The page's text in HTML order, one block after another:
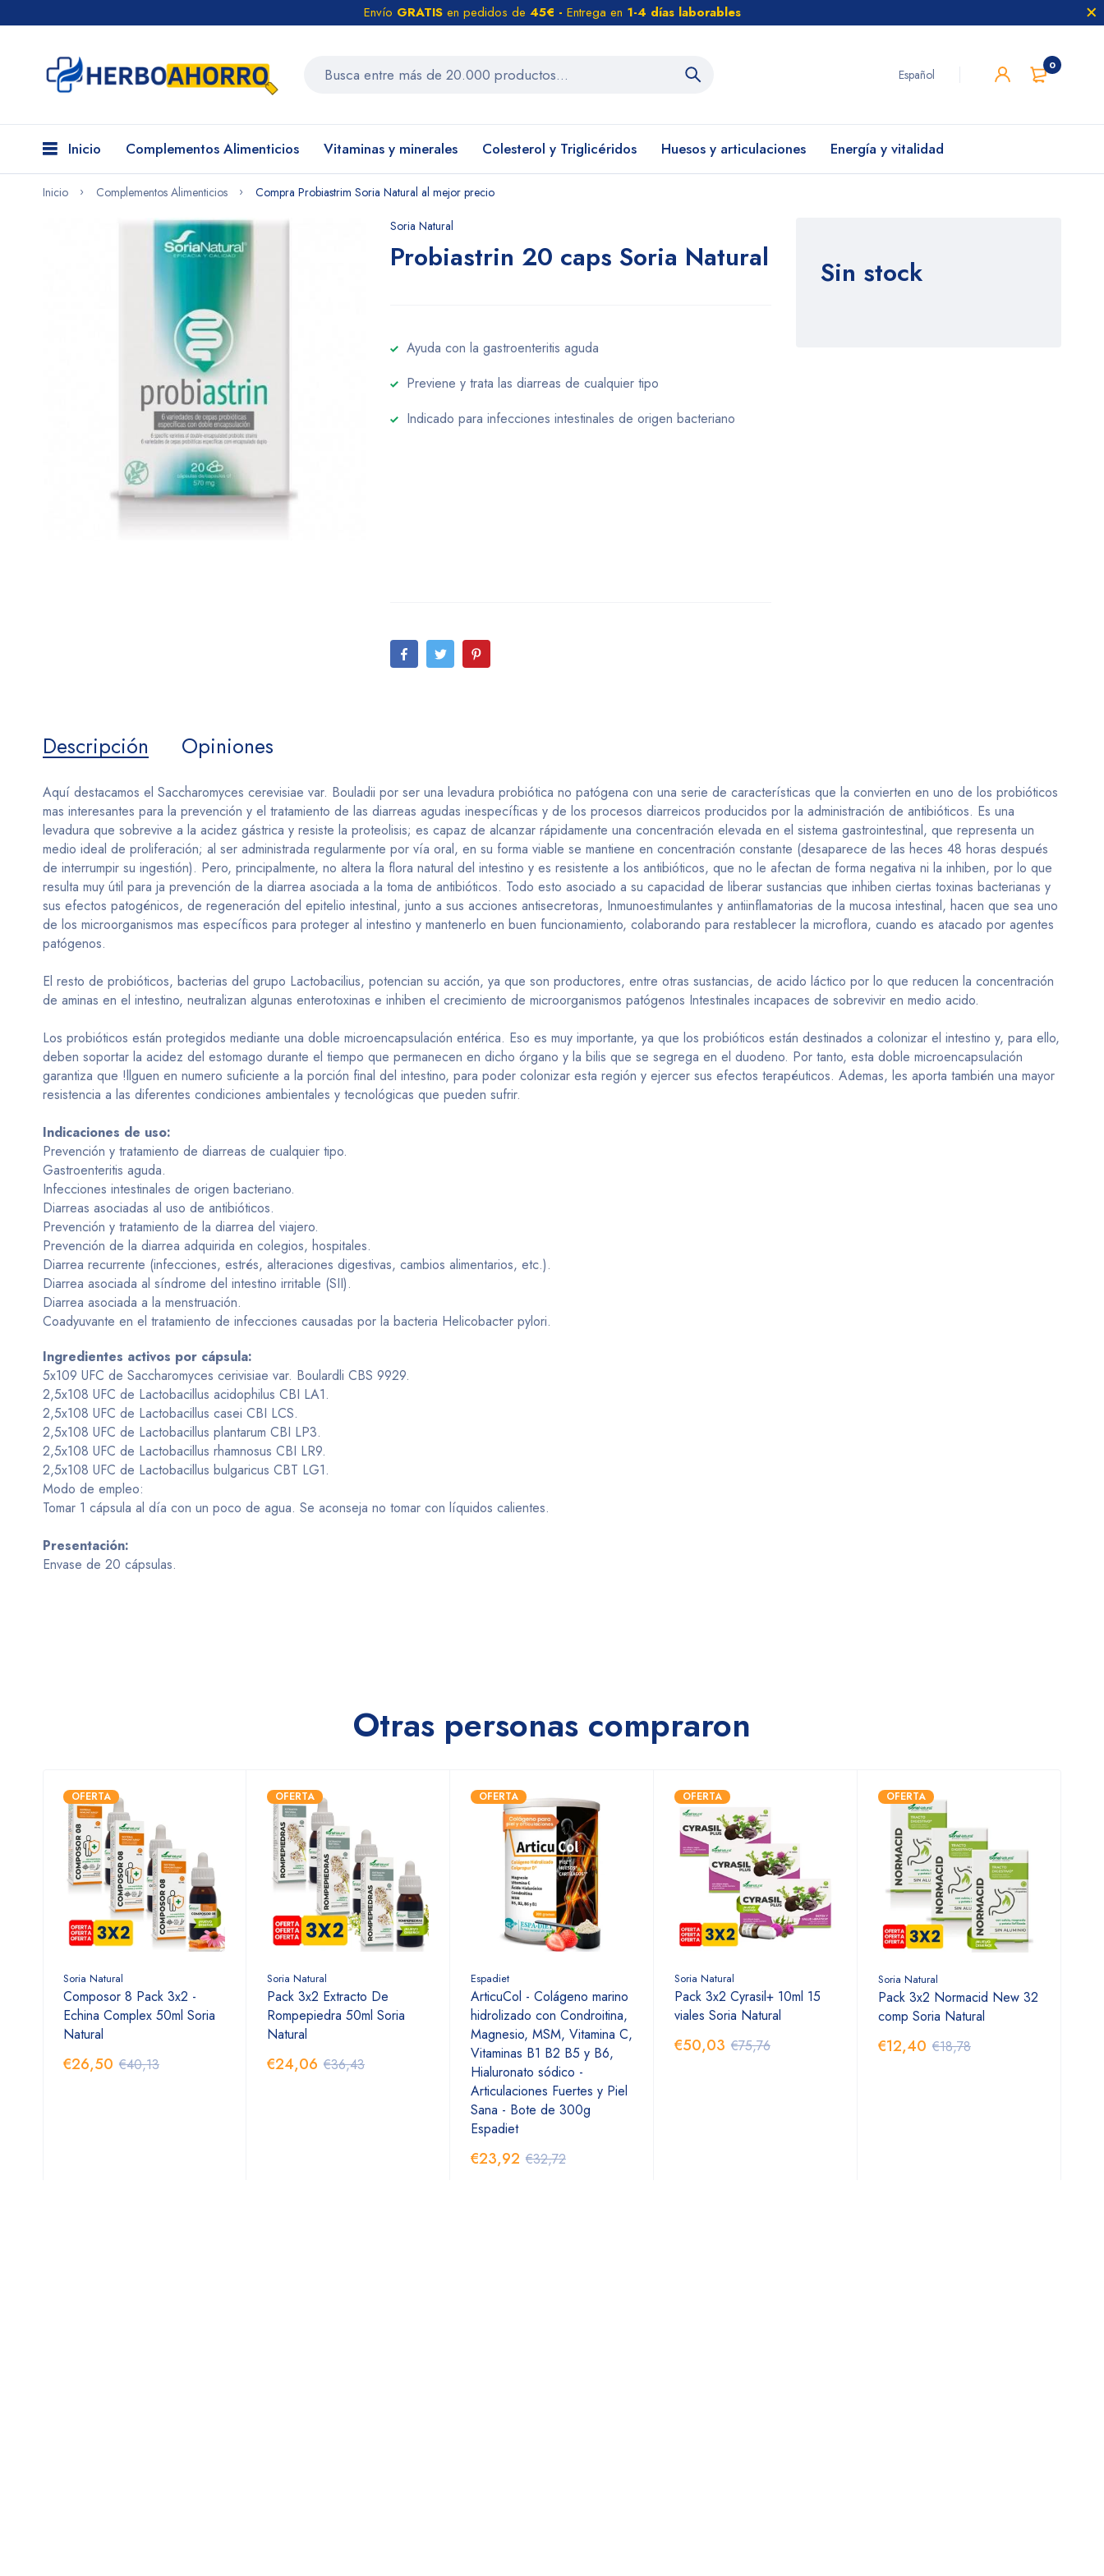
Envío GRATIS en pedidos de 45€ - Entrega en 1-4 días laborables
Español
0
Inicio Complementos Alimenticios Vitaminas y minerales Colesterol y Triglicéridos Huesos y articulaciones Energía y vitalidad
Inicio Complementos Alimenticios Compra Probiastrim Soria Natural al mejor precio
Soria Natural
Probiastrin 20 caps Soria Natural
Ayuda con la gastroenteritis aguda
Previene y trata las diarreas de cualquier tipo
Indicado para infecciones intestinales de origen bacteriano
Sin stock
Descripción Opiniones
Aquí destacamos el Saccharomyces cerevisiae var. Bouladii por ser una levadura probiótica no patógena con una serie de características que la convierten en uno de los probióticos
mas interesantes para la prevención y el tratamiento de las diarreas agudas inespecíficas y de los procesos diarreicos producidos por la administración de antibióticos. Es una
levadura que sobrevive a la acidez gástrica y resiste la proteolisis; es capaz de alcanzar rápidamente una concentración elevada en el sistema gastrointestinal, que representa un
medio ideal de proliferación; al ser administrada regularmente por vía oral, en su forma viable se mantiene en concentración constante (desaparece de las heces 48 horas después
de interrumpir su ingestión). Pero, principalmente, no altera la flora natural del intestino y es resistente a los antibióticos, que no le afectan de forma negativa ni la inhiben, por lo que
resulta muy útil para ja prevención de la diarrea asociada a la toma de antibióticos. Todo esto asociado a su capacidad de liberar sustancias que inhiben ciertas toxinas bacterianas y
sus efectos patogénicos, de regeneración del epitelio intestinal, junto a sus acciones antisecretoras, Inmunoestimulantes y antiinflamatorias de la mucosa intestinal, hacen que sea uno
de los microorganismos mas específicos para proteger al intestino y mantenerlo en buen funcionamiento, colaborando para restablecer la microflora, cuando es atacado por agentes
patógenos.
El resto de probióticos, bacterias del grupo Lactobacilius, potencian su acción, ya que son productores, entre otras sustancias, de acido láctico por lo que reducen la concentración
de aminas en el intestino, neutralizan algunas enterotoxinas e inhiben el crecimiento de microorganismos patógenos Intestinales incapaces de sobrevivir en medio acido.
Los probióticos están protegidos mediante una doble microencapsulación entérica. Eso es muy importante, ya que los probióticos están destinados a colonizar el intestino y, para ello,
deben soportar la acidez del estomago durante el tiempo que permanecen en dicho órgano y la bilis que se segrega en el duodeno. Por tanto, esta doble microencapsulación
garantiza que !llguen en numero suficiente a la porción final del intestino, para poder colonizar esta región y ejercer sus efectos terapéuticos. Ademas, les aporta también una mayor
resistencia a las diferentes condiciones ambientales y tecnológicas que pueden sufrir.
Indicaciones de uso:
Prevención y tratamiento de diarreas de cualquier tipo.
Gastroenteritis aguda.
Infecciones intestinales de origen bacteriano.
Diarreas asociadas al uso de antibióticos.
Prevención y tratamiento de la diarrea del viajero.
Prevención de la diarrea adquirida en colegios, hospitales.
Diarrea recurrente (infecciones, estrés, alteraciones digestivas, cambios alimentarios, etc.).
Diarrea asociada al síndrome del intestino irritable (SII).
Diarrea asociada a la menstruación.
Coadyuvante en el tratamiento de infecciones causadas por la bacteria Helicobacter pylori.
Ingredientes activos por cápsula:
5x109 UFC de Saccharomyces cerivisiae var. Boulardli CBS 9929.
2,5x108 UFC de Lactobacillus acidophilus CBI LA1.
2,5x108 UFC de Lactobacillus casei CBI LCS.
2,5x108 UFC de Lactobacillus plantarum CBI LP3.
2,5x108 UFC de Lactobacillus rhamnosus CBI LR9.
2,5x108 UFC de Lactobacillus bulgaricus CBT LG1.
Modo de empleo:
Tomar 1 cápsula al día con un poco de agua. Se aconseja no tomar con líquidos calientes.
Presentación:
Envase de 20 cápsulas.
Otras personas compraron
OFERTA
Soria Natural
Composor 8 Pack 3x2 -
Echina Complex 50ml Soria
Natural
€26,50 €40,13
OFERTA
Soria Natural
Pack 3x2 Extracto De
Rompepiedra 50ml Soria
Natural
€24,06 €36,43
OFERTA
Espadiet
ArticuCol - Colágeno marino
hidrolizado con Condroitina,
Magnesio, MSM, Vitamina C,
Vitaminas B1 B2 B5 y B6,
Hialuronato sódico -
Articulaciones Fuertes y Piel
Sana - Bote de 300g
Espadiet
€23,92 €32,72
OFERTA
Soria Natural
Pack 3x2 Cyrasil+ 10ml 15
viales Soria Natural
€50,03 €75,76
OFERTA
Soria Natural
Pack 3x2 Normacid New 32
comp Soria Natural
€12,40 €18,78